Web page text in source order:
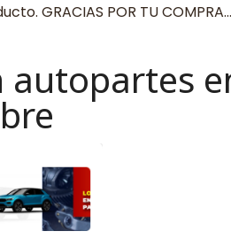
GRACIAS POR TU COMPRA…
autopartes